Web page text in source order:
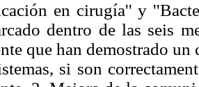
en cirugía'' y
dentro de las seis
que han demostrado
si son